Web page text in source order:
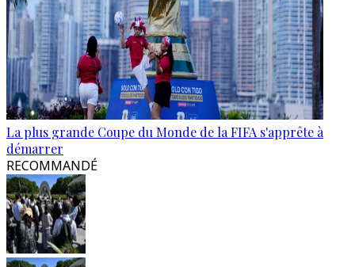
La plus grande Coupe du Monde de la FIFA s'apprête à
démarrer
RECOMMANDÉ